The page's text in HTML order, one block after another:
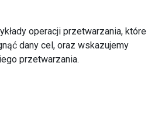
operacji przetwarzania, które
dany cel, oraz wskazujemy
przetwarzania.